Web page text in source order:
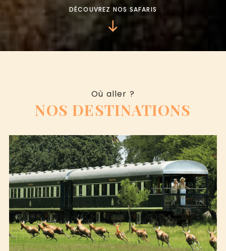
DÉCOUVREZ NOS SAFARIS
Où aller ?
NOS DESTINATIONS